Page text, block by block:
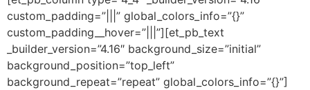
custom_padding=”|||” global_colors_info=”{}”
custom_padding__hover=”|||”][et_pb_text
_builder_version=”4.16″ background_size=”initial”
background_position=”top_left”
background_repeat=”repeat” global_colors_info=”{}”]